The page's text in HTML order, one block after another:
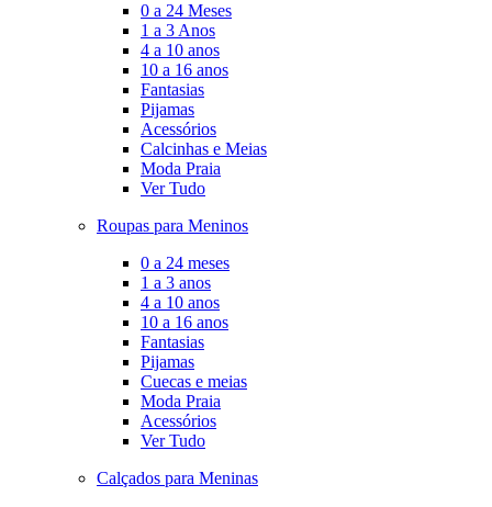
0 a 24 Meses
1 a 3 Anos
4 a 10 anos
10 a 16 anos
Fantasias
Pijamas
Acessórios
Calcinhas e Meias
Moda Praia
Ver Tudo
Roupas para Meninos
0 a 24 meses
1 a 3 anos
4 a 10 anos
10 a 16 anos
Fantasias
Pijamas
Cuecas e meias
Moda Praia
Acessórios
Ver Tudo
Calçados para Meninas